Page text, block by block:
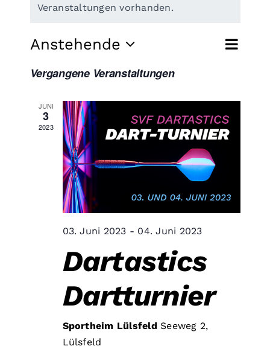
Veranstaltungen vorhanden.
und
Suche
Liste
Anstehende
wählen.
Vergangene Veranstaltungen
JUNI
3
2023
03. Juni 2023 - 04. Juni 2023
Dartastics
Dartturnier
Sportheim Lülsfeld Seeweg 2,
Lülsfeld